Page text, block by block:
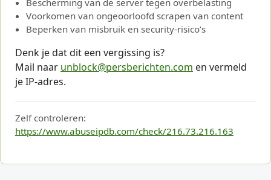
Bescherming van de server tegen overbelasting
Voorkomen van ongeoorloofd scrapen van content
Beperken van misbruik en security-risico’s
Denk je dat dit een vergissing is?
Mail naar unblock@persberichten.com en vermeld
je IP-adres.
Zelf controleren:
https://www.abuseipdb.com/check/216.73.216.163